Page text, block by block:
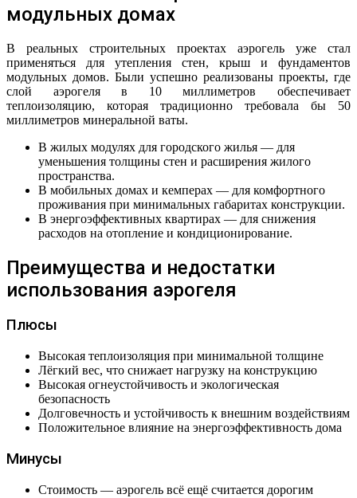
модульных домах
В реальных строительных проектах аэрогель уже стал
применяться для утепления стен, крыш и фундаментов
модульных домов. Были успешно реализованы проекты, где
слой аэрогеля в 10 миллиметров обеспечивает
теплоизоляцию, которая традиционно требовала бы 50
миллиметров минеральной ваты.
В жилых модулях для городского жилья — для
уменьшения толщины стен и расширения жилого
пространства.
В мобильных домах и кемперах — для комфортного
проживания при минимальных габаритах конструкции.
В энергоэффективных квартирах — для снижения
расходов на отопление и кондиционирование.
Преимущества и недостатки
использования аэрогеля
Плюсы
Высокая теплоизоляция при минимальной толщине
Лёгкий вес, что снижает нагрузку на конструкцию
Высокая огнеустойчивость и экологическая
безопасность
Долговечность и устойчивость к внешним воздействиям
Положительное влияние на энергоэффективность дома
Минусы
Стоимость — аэрогель всё ещё считается дорогим